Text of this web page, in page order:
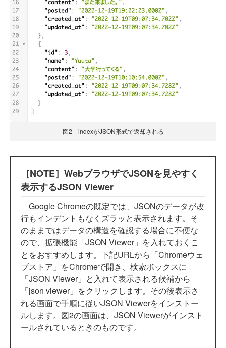
図2 indexがJSON形式で返却される
［NOTE］WebブラウザでJSONを見やすく
表示するJSON Viewer
Google Chromeの既定では、JSONのデータが改
行もインデントもなくズラッと表示されます。そ
のままではデータの構造を確認する場合に不便な
ので、拡張機能「JSON Viewer」を入れておくこ
とをおすすめします。下記URLから「Chromeウェ
ブストア」をChromeで開き、検索ボックスに
「JSON Viewer」と入れて表示される候補から
「json viewer」をクリックします。その後表示さ
れる画面で手順に従いJSON Viewerをインストー
ルします。図2の画面は、JSON Viewerがインスト
ールされているときのものです。